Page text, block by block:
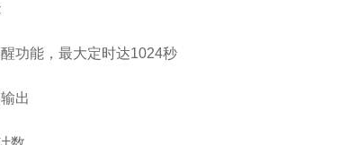
功能，最大定时达1024秒
出